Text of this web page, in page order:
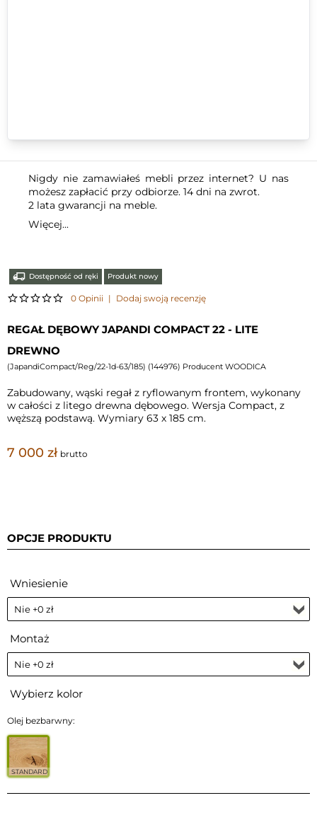
Nigdy nie zamawiałeś mebli przez internet? U nas
możesz zapłacić przy odbiorze. 14 dni na zwrot.
2 lata gwarancji na meble.
Więcej...
Dostępność od ręki Produkt nowy
0 Opinii | Dodaj swoją recenzję
REGAŁ DĘBOWY JAPANDI COMPACT 22 - LITE
DREWNO
(JapandiCompact/Reg/22-1d-63/185) (144976) Producent WOODICA
Zabudowany, wąski regał z ryflowanym frontem, wykonany
w całości z litego drewna dębowego. Wersja Compact, z
węższą podstawą. Wymiary 63 x 185 cm.
7 000 zł brutto
OPCJE PRODUKTU
Wniesienie
Montaż
Wybierz kolor
Olej bezbarwny:
STANDARD